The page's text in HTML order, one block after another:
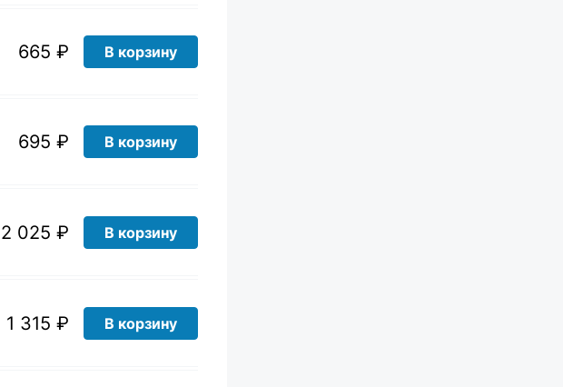
665 ₽ В корзину
695 ₽ В корзину
2 025 ₽ В корзину
1 315 ₽ В корзину